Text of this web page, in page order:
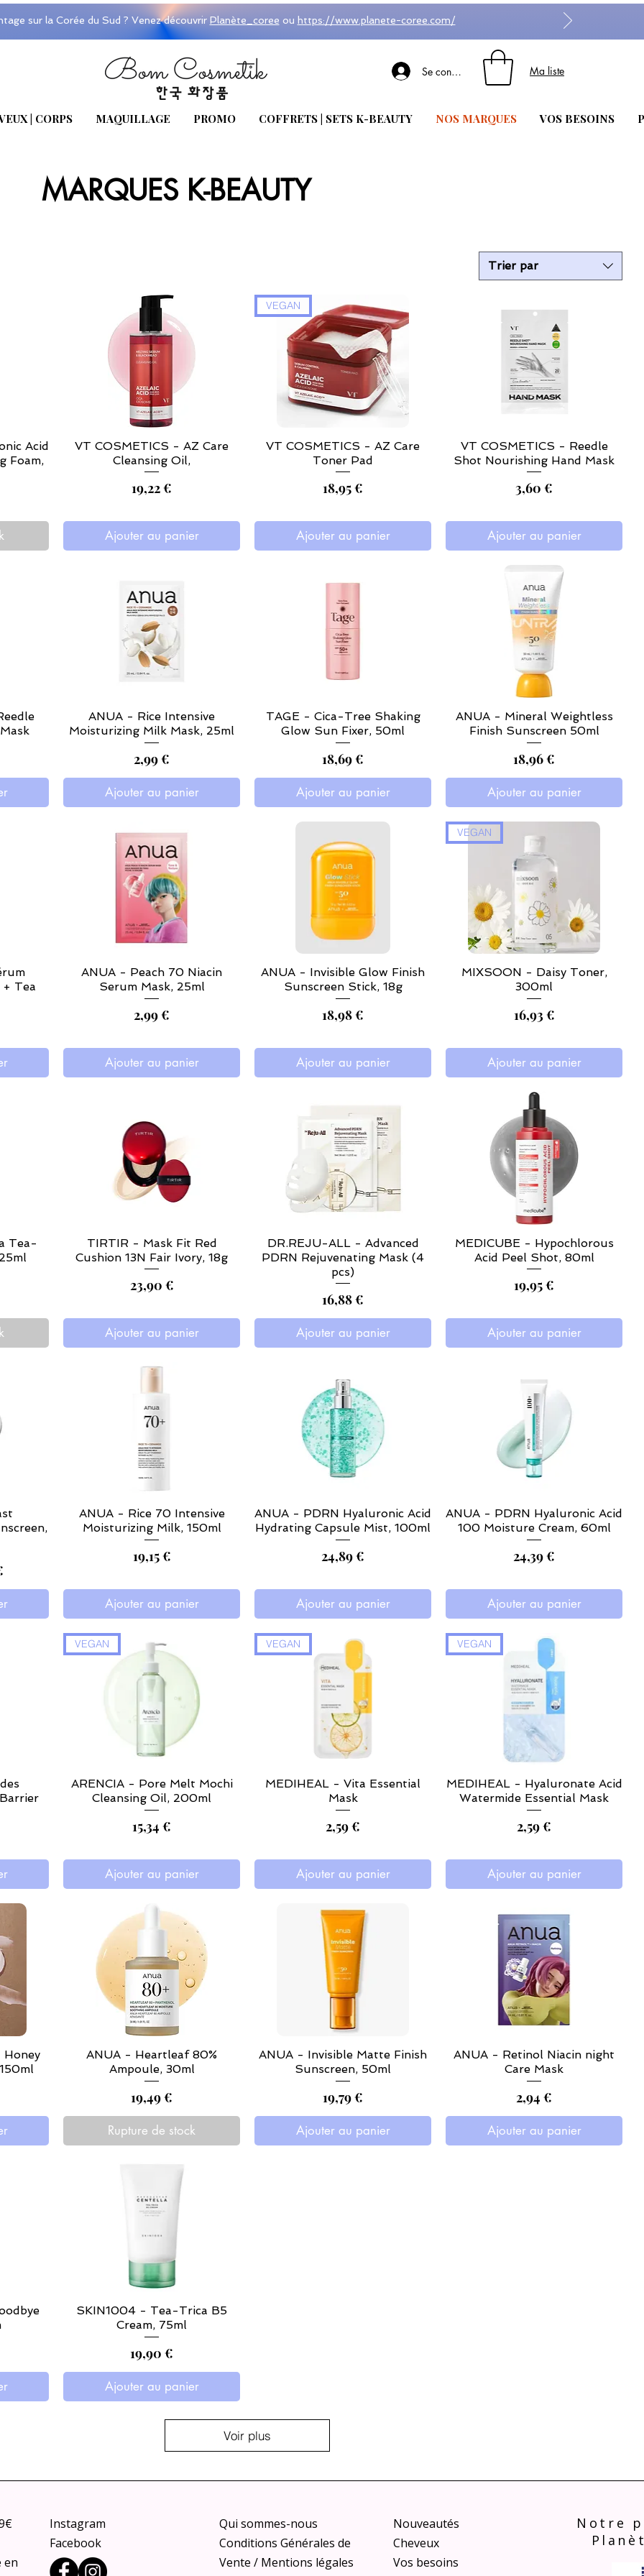
sur la Corée du Sud ? Venez découvrir Planète_coree ou https://www.planete-coree.com/
Se connecter Ma liste
| CORPS MAQUILLAGE PROMO COFFRETS | SETS K-BEAUTY NOS MARQUES VOS BESOINS
MARQUES K-BEAUTY
Trier par
Acid
Foam,
VT COSMETICS - AZ Care
Cleansing Oil,
Prix
19,22 €
Ajouter au panier
VEGAN
VT COSMETICS - AZ Care
Toner Pad
Prix
18,95 €
Ajouter au panier
VT COSMETICS - Reedle
Shot Nourishing Hand Mask
Prix
3,60 €
Ajouter au panier
ANUA - Rice Intensive
Moisturizing Milk Mask, 25ml
Prix
2,99 €
Ajouter au panier
TAGE - Cica-Tree Shaking
Glow Sun Fixer, 50ml
Prix
18,69 €
Ajouter au panier
ANUA - Mineral Weightless
Finish Sunscreen 50ml
Prix
18,96 €
Ajouter au panier
Tea
ANUA - Peach 70 Niacin
Serum Mask, 25ml
Prix
2,99 €
Ajouter au panier
ANUA - Invisible Glow Finish
Sunscreen Stick, 18g
Prix
18,98 €
Ajouter au panier
VEGAN
MIXSOON - Daisy Toner,
300ml
Prix
16,93 €
Ajouter au panier
Tea-
TIRTIR - Mask Fit Red
Cushion 13N Fair Ivory, 18g
Prix
23,90 €
Ajouter au panier
DR.REJU-ALL - Advanced
PDRN Rejuvenating Mask (4
pcs)
Prix
16,88 €
Ajouter au panier
MEDICUBE - Hypochlorous
Acid Peel Shot, 80ml
Prix
19,95 €
Ajouter au panier
ANUA - Rice 70 Intensive
Moisturizing Milk, 150ml
Prix
19,15 €
Ajouter au panier
ANUA - PDRN Hyaluronic Acid
Hydrating Capsule Mist, 100ml
Prix
24,89 €
Ajouter au panier
ANUA - PDRN Hyaluronic Acid
100 Moisture Cream, 60ml
Prix
24,39 €
Ajouter au panier
VEGAN
ARENCIA - Pore Melt Mochi
Cleansing Oil, 200ml
Prix
15,34 €
Ajouter au panier
VEGAN
MEDIHEAL - Vita Essential
Mask
Prix
2,59 €
Ajouter au panier
VEGAN
MEDIHEAL - Hyaluronate Acid
Watermide Essential Mask
Prix
2,59 €
Ajouter au panier
Honey
ANUA - Heartleaf 80%
Ampoule, 30ml
Prix
19,49 €
Rupture de stock
ANUA - Invisible Matte Finish
Sunscreen, 50ml
Prix
19,79 €
Ajouter au panier
ANUA - Retinol Niacin night
Care Mask
Prix
2,94 €
Ajouter au panier
SKIN1004 - Tea-Trica B5
Cream, 75ml
Prix
19,90 €
Ajouter au panier
Voir plus
en
Instagram
Facebook
Qui sommes-nous
Conditions Générales de
Vente / Mentions légales
Nouveautés
Cheveux
Vos besoins
Notre